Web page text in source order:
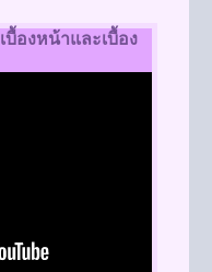
องหน้าและเบื้อง